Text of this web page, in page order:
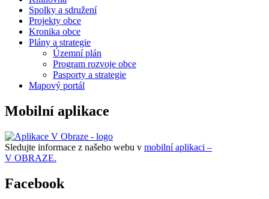
Spolky a sdružení
Projekty obce
Kronika obce
Plány a strategie
Územní plán
Program rozvoje obce
Pasporty a strategie
Mapový portál
Mobilní aplikace
Sledujte informace z našeho webu v mobilní aplikaci –
V OBRAZE.
Facebook